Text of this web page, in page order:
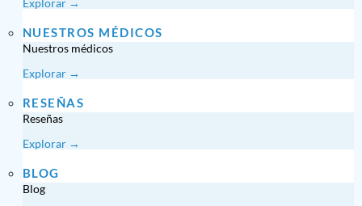
Explorar →
NUESTROS MÉDICOS
Nuestros médicos
Explorar →
RESEÑAS
Reseñas
Explorar →
BLOG
Blog